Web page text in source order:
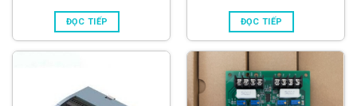
ĐỌC TIẾP ĐỌC TIẾP